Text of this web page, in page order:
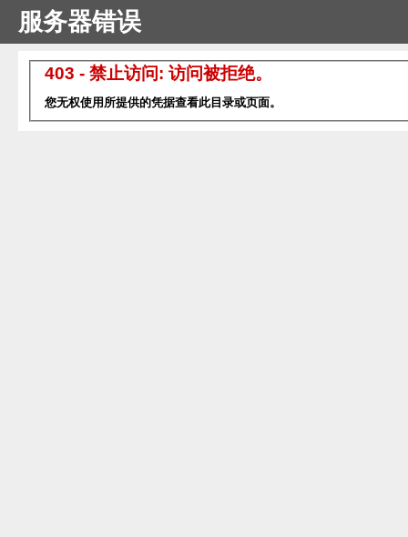
服务器错误
403 - 禁止访问: 访问被拒绝。
您无权使用所提供的凭据查看此目录或页面。